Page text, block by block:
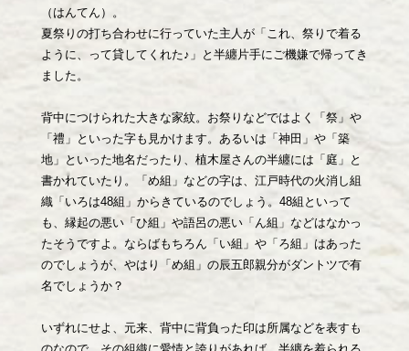
（はんてん）。
夏祭りの打ち合わせに行っていた主人が「これ、祭りで着る
ように、って貸してくれた♪」と半纏片手にご機嫌で帰ってき
ました。
背中につけられた大きな家紋。お祭りなどではよく「祭」や
「禮」といった字も見かけます。あるいは「神田」や「築
地」といった地名だったり、植木屋さんの半纏には「庭」と
書かれていたり。「め組」などの字は、江戸時代の火消し組
織「いろは48組」からきているのでしょう。48組といって
も、縁起の悪い「ひ組」や語呂の悪い「ん組」などはなかっ
たそうですよ。ならばもちろん「い組」や「ろ組」はあった
のでしょうが、やはり「め組」の辰五郎親分がダントツで有
名でしょうか？
いずれにせよ、元来、背中に背負った印は所属などを表すも